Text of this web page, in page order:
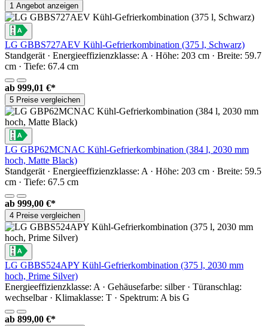
1 Angebot anzeigen
LG GBBS727AEV Kühl-Gefrierkombination (375 l, Schwarz)
Standgerät · Energieeffizienzklasse: A · Höhe: 203 cm · Breite: 59.7
cm · Tiefe: 67.4 cm
ab 999,01 €*
5 Preise vergleichen
LG GBP62MCNAC Kühl-Gefrierkombination (384 l, 2030 mm
hoch, Matte Black)
Standgerät · Energieeffizienzklasse: A · Höhe: 203 cm · Breite: 59.5
cm · Tiefe: 67.5 cm
ab 999,00 €*
4 Preise vergleichen
LG GBBS524APY Kühl-Gefrierkombination (375 l, 2030 mm
hoch, Prime Silver)
Energieeffizienzklasse: A · Gehäusefarbe: silber · Türanschlag:
wechselbar · Klimaklasse: T · Spektrum: A bis G
ab 899,00 €*